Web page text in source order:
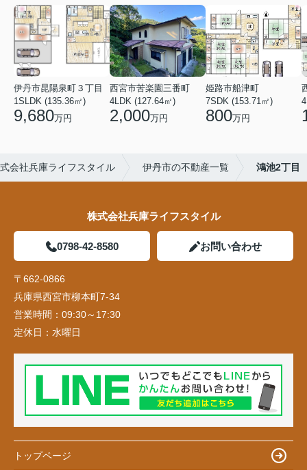
伊丹市昆陽泉町３丁目
1SLDK (135.36㎡)
9,680万円
西宮市苦楽園三番町
4LDK (127.64㎡)
2,000万円
姫路市船津町
7SDK (153.71㎡)
800万円
会社兵庫ライフスタイル 伊丹市の不動産一覧 鴻池2丁目
株式会社兵庫ライフスタイル
0798-42-8580 お問い合わせ
〒662-0866
兵庫県西宮市柳本町7-34
営業時間： 09:30～17:30
定休日： 水曜日
トップページ